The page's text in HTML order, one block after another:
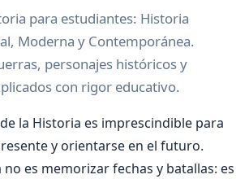
para estudiantes: Historia
Moderna y Contemporánea.
personajes históricos y
con rigor educativo.
la Historia es imprescindible para
y orientarse en el futuro.
es memorizar fechas y batallas: es